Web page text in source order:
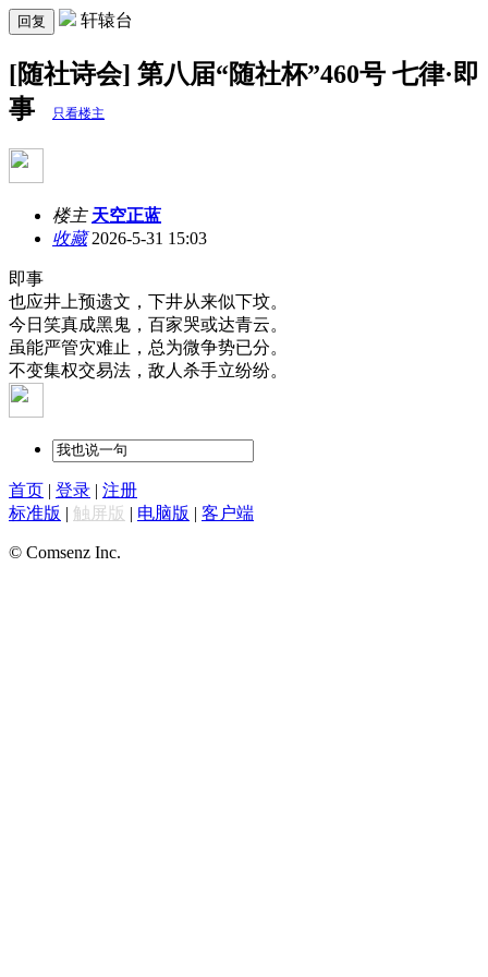
回复 轩辕台
[随社诗会] 第八届“随社杯”460号 七律·即
事
只看楼主
楼主 天空正蓝
收藏2026-5-31 15:03
即事
也应井上预遗文，下井从来似下坟。
今日笑真成黑鬼，百家哭或达青云。
虽能严管灾难止，总为微争势已分。
不变集权交易法，敌人杀手立纷纷。
首页 | 登录 | 注册
标准版 | 触屏版 | 电脑版 | 客户端
© Comsenz Inc.